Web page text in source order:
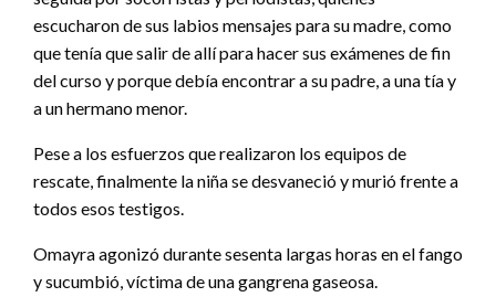
escucharon de sus labios mensajes para su madre, como
que tenía que salir de allí para hacer sus exámenes de fin
del curso y porque debía encontrar a su padre, a una tía y
a un hermano menor.
Pese a los esfuerzos que realizaron los equipos de
rescate, finalmente la niña se desvaneció y murió frente a
todos esos testigos.
Omayra agonizó durante sesenta largas horas en el fango
y sucumbió, víctima de una gangrena gaseosa.